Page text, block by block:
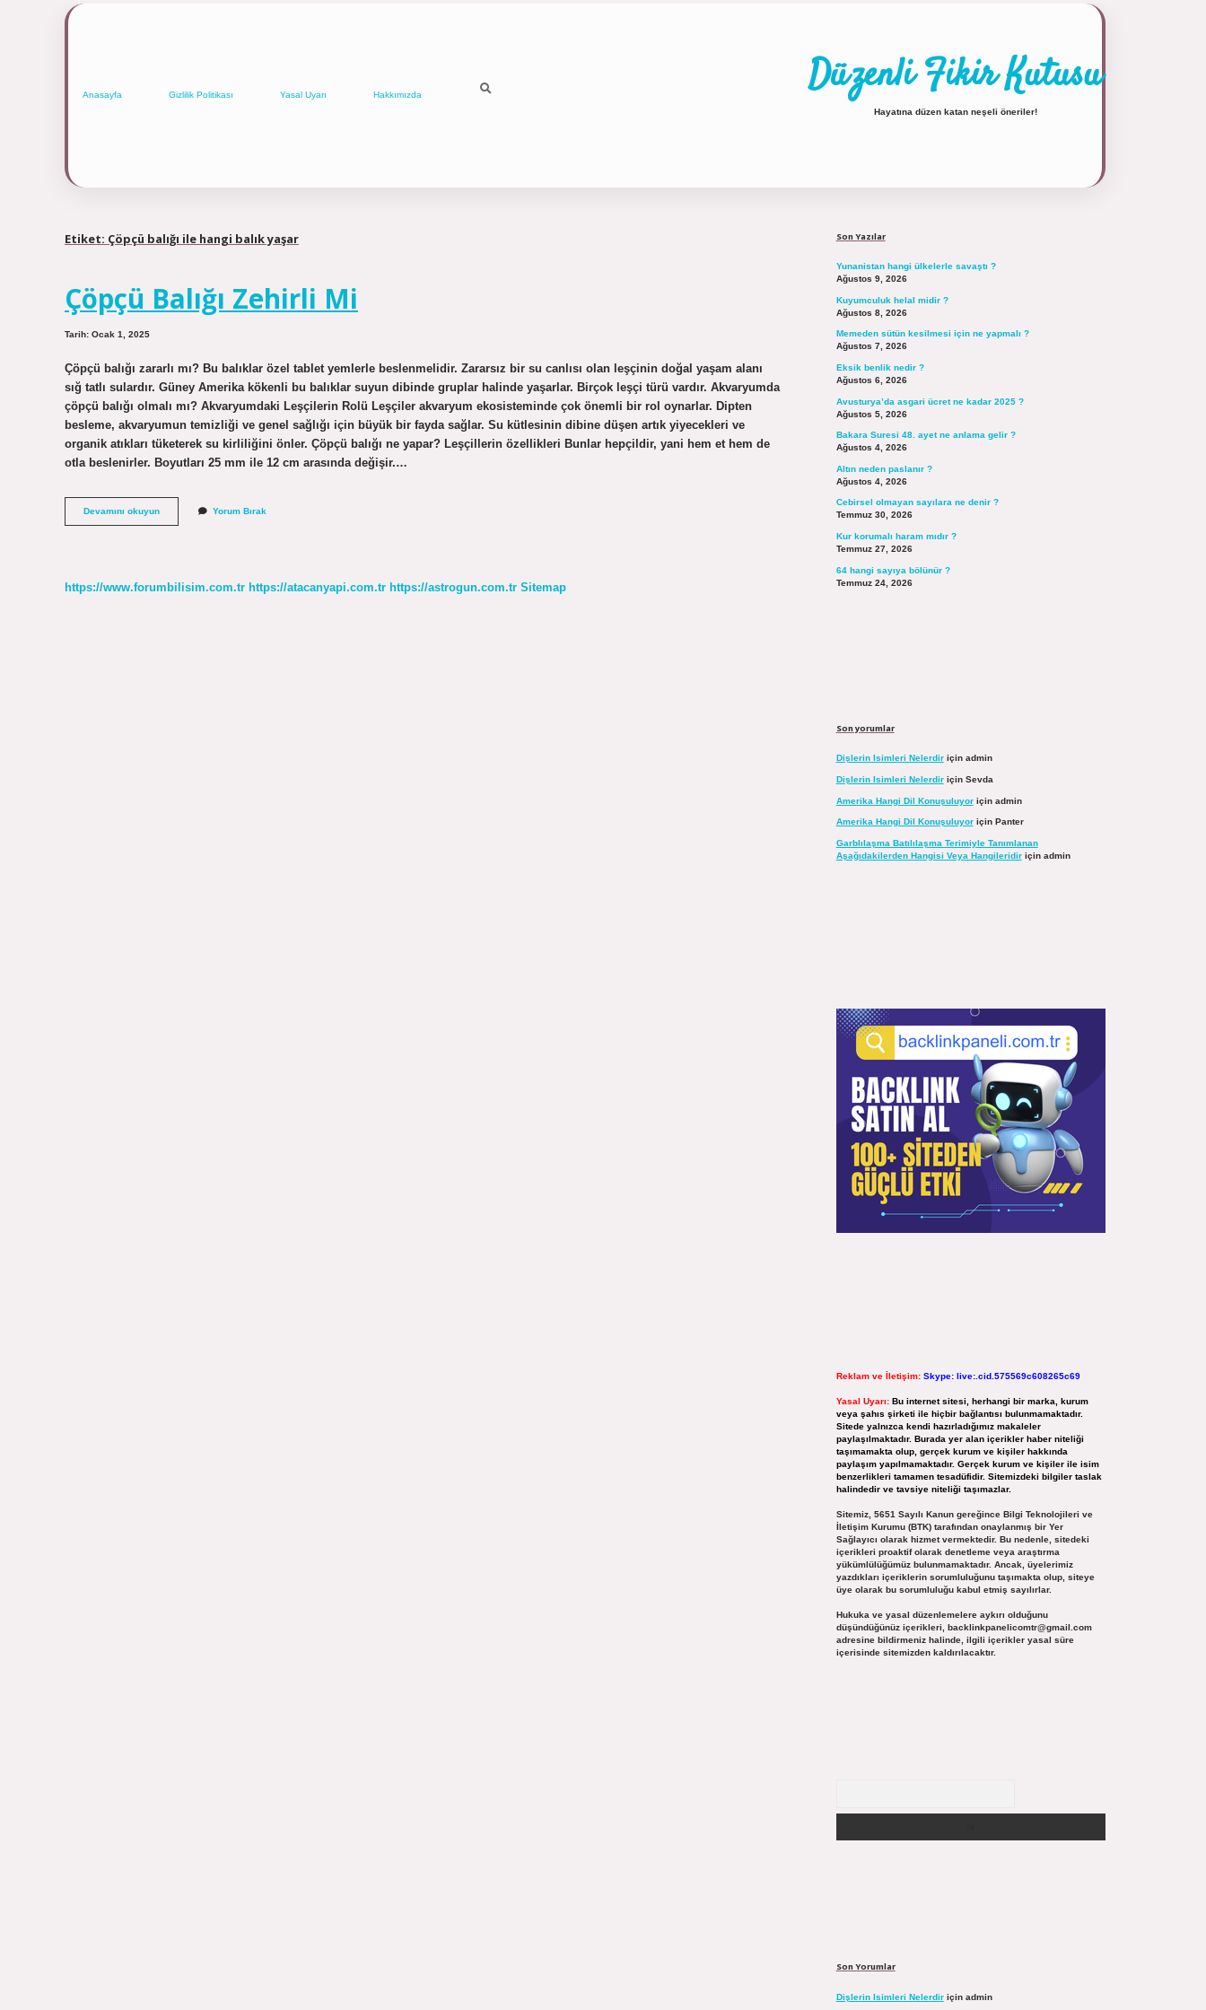
Anasayfa Gizlilik Politikası Yasal Uyarı Hakkımızda Düzenli Fikir Kutusu
Hayatına düzen katan neşeli öneriler!
Etiket: Çöpçü balığı ile hangi balık yaşar
Çöpçü Balığı Zehirli Mi
Tarih: Ocak 1, 2025
Çöpçü balığı zararlı mı? Bu balıklar özel tablet yemlerle beslenmelidir. Zararsız bir su canlısı olan leşçinin doğal yaşam alanı
sığ tatlı sulardır. Güney Amerika kökenli bu balıklar suyun dibinde gruplar halinde yaşarlar. Birçok leşçi türü vardır. Akvaryumda
çöpçü balığı olmalı mı? Akvaryumdaki Leşçilerin Rolü Leşçiler akvaryum ekosisteminde çok önemli bir rol oynarlar. Dipten
besleme, akvaryumun temizliği ve genel sağlığı için büyük bir fayda sağlar. Su kütlesinin dibine düşen artık yiyecekleri ve
organik atıkları tüketerek su kirliliğini önler. Çöpçü balığı ne yapar? Leşçillerin özellikleri Bunlar hepçildir, yani hem et hem de
otla beslenirler. Boyutları 25 mm ile 12 cm arasında değişir.…
Devamını okuyunÇöpçü
Balığı
Yorum Bırak
https://www.forumbilisim.com.tr https://atacanyapi.com.tr https://astrogun.com.tr Sitemap
Son Yazılar
Yunanistan hangi ülkelerle savaştı ?
Ağustos 9, 2026
Kuyumculuk helal midir ?
Ağustos 8, 2026
Memeden sütün kesilmesi için ne yapmalı ?
Ağustos 7, 2026
Eksik benlik nedir ?
Ağustos 6, 2026
Avusturya’da asgari ücret ne kadar 2025 ?
Ağustos 5, 2026
Bakara Suresi 48. ayet ne anlama gelir ?
Ağustos 4, 2026
Altın neden paslanır ?
Ağustos 4, 2026
Cebirsel olmayan sayılara ne denir ?
Temmuz 30, 2026
Kur korumalı haram mıdır ?
Temmuz 27, 2026
64 hangi sayıya bölünür ?
Temmuz 24, 2026
Son yorumlar
Dişlerin Isimleri Nelerdiriçin admin
Dişlerin Isimleri Nelerdiriçin Sevda
Amerika Hangi Dil Konuşuluyoriçin admin
Amerika Hangi Dil Konuşuluyoriçin Panter
Garblılaşma Batılılaşma Terimiyle Tanımlanan
Aşağıdakilerden Hangisi Veya Hangileridiriçin admin
Reklam ve İletişim: Skype: live:.cid.575569c608265c69
Yasal Uyarı: Bu internet sitesi, herhangi bir marka, kurum
veya şahıs şirketi ile hiçbir bağlantısı bulunmamaktadır.
Sitede yalnızca kendi hazırladığımız makaleler
paylaşılmaktadır. Burada yer alan içerikler haber niteliği
taşımamakta olup, gerçek kurum ve kişiler hakkında
paylaşım yapılmamaktadır. Gerçek kurum ve kişiler ile isim
benzerlikleri tamamen tesadüfidir. Sitemizdeki bilgiler taslak
halindedir ve tavsiye niteliği taşımazlar.
Sitemiz, 5651 Sayılı Kanun gereğince Bilgi Teknolojileri ve
İletişim Kurumu (BTK) tarafından onaylanmış bir Yer
Sağlayıcı olarak hizmet vermektedir. Bu nedenle, sitedeki
içerikleri proaktif olarak denetleme veya araştırma
yükümlülüğümüz bulunmamaktadır. Ancak, üyelerimiz
yazdıkları içeriklerin sorumluluğunu taşımakta olup, siteye
üye olarak bu sorumluluğu kabul etmiş sayılırlar.
Hukuka ve yasal düzenlemelere aykırı olduğunu
düşündüğünüz içerikleri, backlinkpanelicomtr@gmail.com
adresine bildirmeniz halinde, ilgili içerikler yasal süre
içerisinde sitemizden kaldırılacaktır.
Son Yorumlar
Dişlerin Isimleri Nelerdiriçin admin